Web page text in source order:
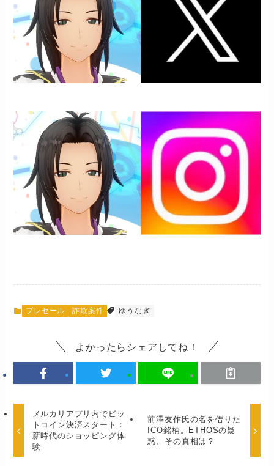
プレセール 詐欺案件 ゆうなぎ
よかったらシェアしてね！
メルカリアプリ内でビッ
トコイン決済スタート：
新時代のショッピング体
験
前澤友作氏の名を借りた
ICO銘柄。ETHOSの疑
惑、その真相は？